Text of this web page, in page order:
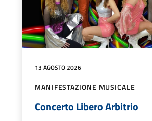
13 AGOSTO 2026
MANIFESTAZIONE MUSICALE
Concerto Libero Arbitrio